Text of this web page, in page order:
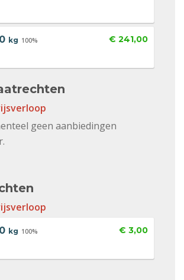
kg 100% € 241,00
geen aanbiedingen
kg 100% € 3,00